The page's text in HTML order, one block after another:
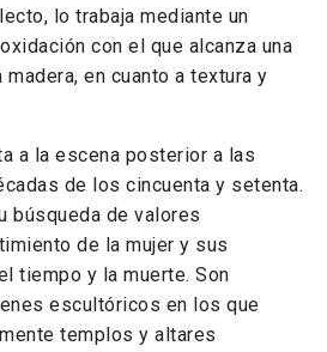
lo trabaja mediante un
con el que alcanza una
en cuanto a textura y
a la escena posterior a las
de los cincuenta y setenta.
búsqueda de valores
de la mujer y sus
tiempo y la muerte. Son
escultóricos en los que
templos y altares